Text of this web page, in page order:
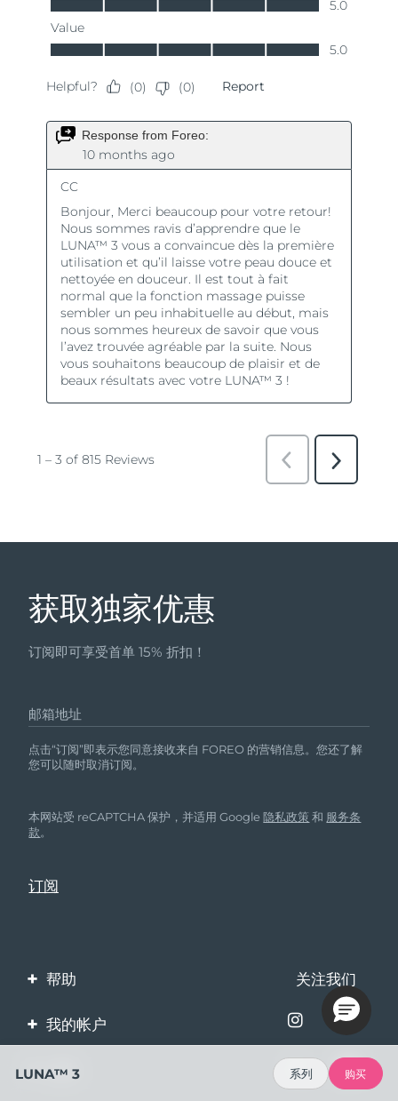
获取独家优惠
订阅即可享受首单 15% 折扣！
邮箱地址
点击“订阅”即表示您同意接收来自 FOREO 的营销信息。您还了解
您可以随时取消订阅。
本网站受 reCAPTCHA 保护，并适用 Google隐私政策 和 服务条
款。
帮助
联系我们
订单与运输
保修与退换货
关注我们
我的帐户
企业
LUNA™ 3 系列 购买